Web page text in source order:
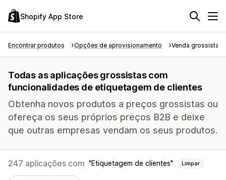
Shopify App Store
Encontrar produtos Opções de aprovisionamento Venda grossista
Todas as aplicações grossistas com
funcionalidades de etiquetagem de clientes
Obtenha novos produtos a preços grossistas ou
ofereça os seus próprios preços B2B e deixe
que outras empresas vendam os seus produtos.
247 aplicações com Etiquetagem de clientes Limpar